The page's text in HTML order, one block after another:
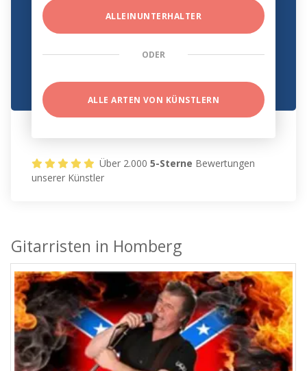
ALLEINUNTERHALTER
ODER
ALLE ARTEN VON KÜNSTLERN
Über 2.0005-Sterne Bewertungen
unserer Künstler
Gitarristen in Homberg